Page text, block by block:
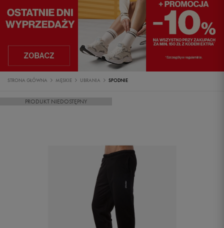
STRONA GŁÓWNA MĘSKIE UBRANIA SPODNIE
PRODUKT NIEDOSTĘPNY